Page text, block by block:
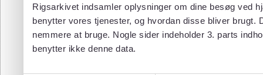
Rigsarkivet indsamler oplysninger om dine besøg ved
benytter vores tjenester, og hvordan disse bliver
nemmere at bruge. Nogle sider indeholder 3. parts
benytter ikke denne data.
87
88
89
90